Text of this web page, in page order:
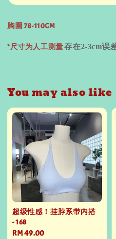
胸圍 78-110CM
*尺寸为人工测量存在2-3cm误
You may also like
超级性感！挂脖系带内搭
- 168
Regular
RM 49.00